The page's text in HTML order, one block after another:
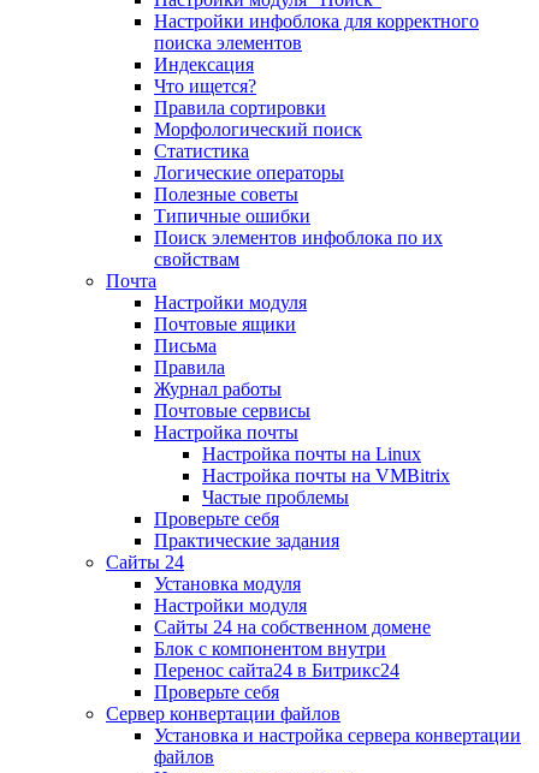
Настройки инфоблока для корректного
поиска элементов
Индексация
Что ищется?
Правила сортировки
Морфологический поиск
Статистика
Логические операторы
Полезные советы
Типичные ошибки
Поиск элементов инфоблока по их
свойствам
Почта
Настройки модуля
Почтовые ящики
Письма
Правила
Журнал работы
Почтовые сервисы
Настройка почты
Настройка почты на Linux
Настройка почты на VMBitrix
Частые проблемы
Проверьте себя
Практические задания
Сайты 24
Установка модуля
Настройки модуля
Сайты 24 на собственном домене
Блок с компонентом внутри
Перенос сайта24 в Битрикс24
Проверьте себя
Сервер конвертации файлов
Установка и настройка сервера конвертации
файлов